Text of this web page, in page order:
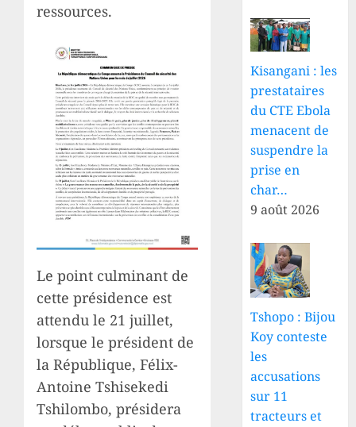
ressources.
Le point culminant de
cette présidence est
attendu le 21 juillet,
lorsque le président de
la République, Félix-
Antoine Tshisekedi
Tshilombo, présidera
Kisangani : les
prestataires
du CTE Ebola
menacent de
suspendre la
prise en
char…
9 août 2026
Tshopo : Bijou
Koy conteste
les
accusations
sur 11
tracteurs et